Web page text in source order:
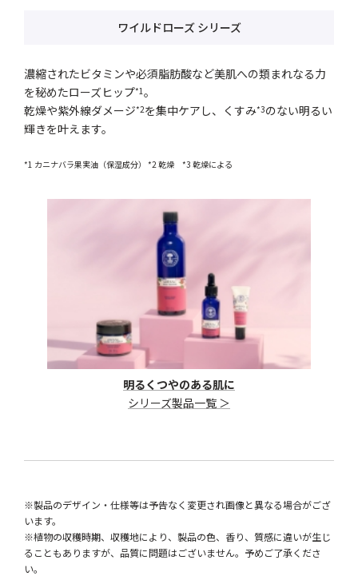
ワイルドローズ シリーズ
濃縮されたビタミンや必須脂肪酸など美肌への類まれなる力
を秘めたローズヒップ*1 。
乾燥や紫外線ダメージ*2を集中ケアし、くすみ*3のない明るい
輝きを叶えます。
*1 カニナバラ果実油（保湿成分） *2 乾燥 *3 乾燥による
明るくつやのある肌に
シリーズ製品一覧 ＞
※製品のデザイン・仕様等は予告なく変更され画像と異なる場合がござ
います。
※植物の収穫時期、収穫地により、製品の色、香り、質感に違いが生じ
ることもありますが、品質に問題はございません。予めご了承くださ
い。